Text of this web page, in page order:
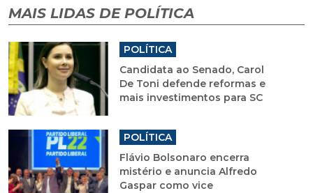
MAIS LIDAS DE POLÍTICA
POLÍTICA
Candidata ao Senado, Carol
De Toni defende reformas e
mais investimentos para SC
POLÍTICA
Flávio Bolsonaro encerra
mistério e anuncia Alfredo
Gaspar como vice